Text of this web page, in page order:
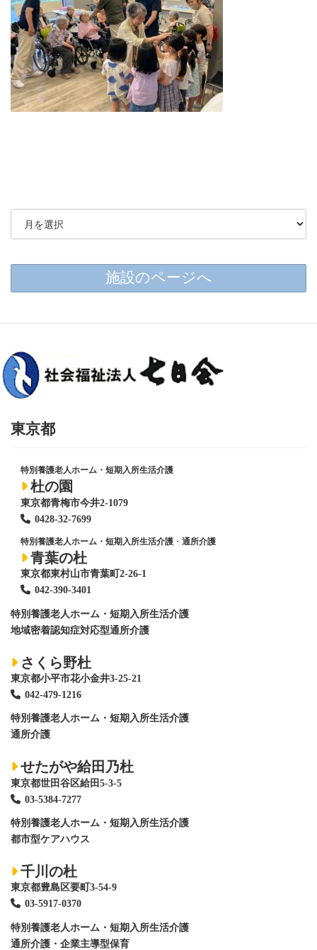
施設のページへ
東京都
特別養護老人ホーム・短期入所生活介護
杜の園
東京都青梅市今井2-1079
0428-32-7699
特別養護老人ホーム・短期入所生活介護 ・ 通所介護
青葉の杜
東京都東村山市青葉町2-26-1
042-390-3401
特別養護老人ホーム ・短期入所生活介護
地域密着認知症対応型通所介護
さくら野杜
東京都小平市花小金井3-25-21
042-479-1216
特別養護老人ホーム ・短期入所生活介護
通所介護
せたがや給田乃杜
東京都世田谷区給田5-3-5
03-5384-7277
特別養護老人ホーム ・短期入所生活介護
都市型ケアハウス
千川の杜
東京都豊島区要町3-54-9
03-5917-0370
特別養護老人ホーム ・短期入所生活介護
通所介護・企業主導型保育